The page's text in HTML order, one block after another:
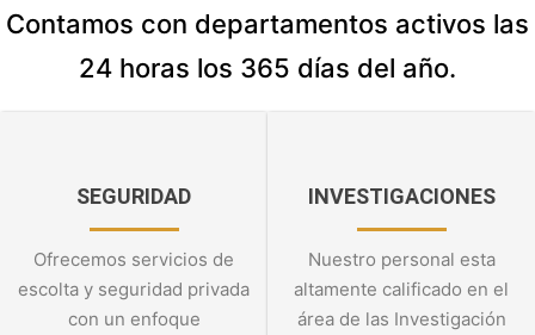
Contamos con departamentos activos las
24 horas los 365 días del año.
SEGURIDAD
Ofrecemos servicios de
escolta y seguridad privada
con un enfoque
INVESTIGACIONES
Nuestro personal esta
altamente calificado en el
área de las Investigación